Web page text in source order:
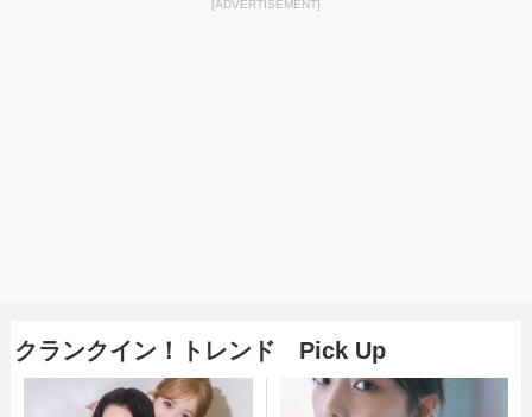
[ADVERTISEMENT]
クランクイン！トレンド Pick Up